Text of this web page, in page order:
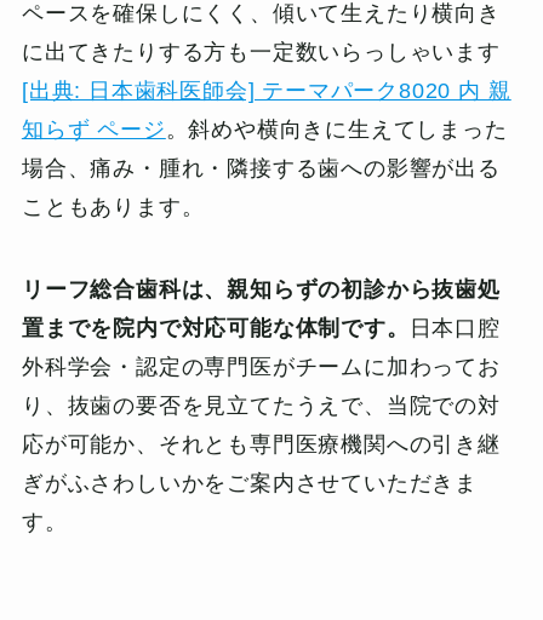
ペースを確保しにくく、傾いて生えたり横向き
に出てきたりする方も一定数いらっしゃいます
[出典: 日本歯科医師会] テーマパーク8020 内 親
知らず ページ。斜めや横向きに生えてしまった
場合、痛み・腫れ・隣接する歯への影響が出る
こともあります。
リーフ総合歯科は、親知らずの初診から抜歯処
置までを院内で対応可能な体制です。
日本口腔
外科学会・認定の専門医がチームに加わってお
り、抜歯の要否を見立てたうえで、当院での対
応が可能か、それとも専門医療機関への引き継
ぎがふさわしいかをご案内させていただきま
す。